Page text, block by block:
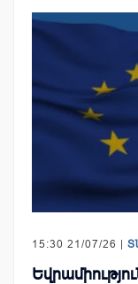
15:30 21/07/26 |